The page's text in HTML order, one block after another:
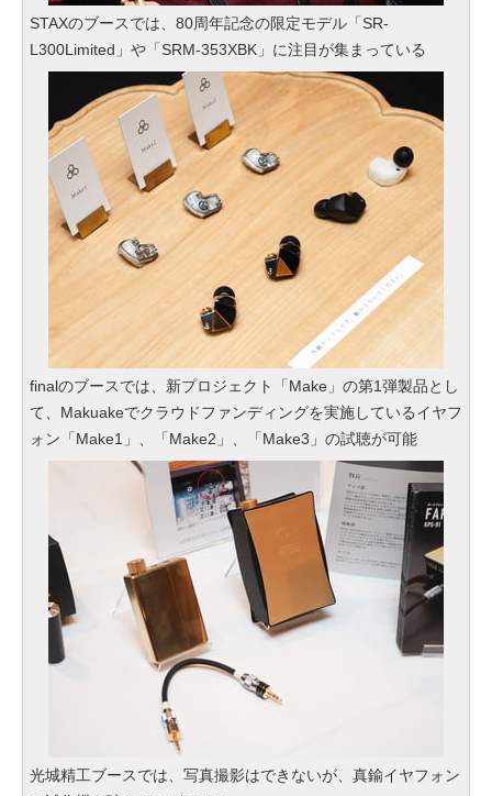
STAXのブースでは、80周年記念の限定モデル「SR-
L300Limited」や「SRM-353XBK」に注目が集まっている
finalのブースでは、新プロジェクト「Make」の第1弾製品とし
て、Makuakeでクラウドファンディングを実施しているイヤフ
ォン「Make1」、「Make2」、「Make3」の試聴が可能
光城精工ブースでは、写真撮影はできないが、真鍮イヤフォン